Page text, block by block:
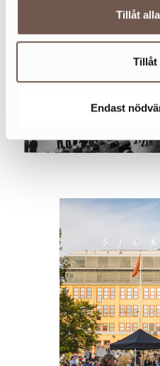
Tillåt
Tillåt
Endast